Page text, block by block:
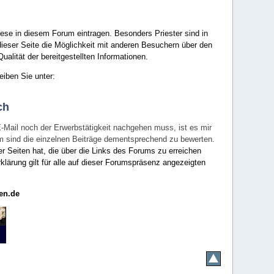
in diesem Forum eintragen. Besonders Priester sind in
Seite die Möglichkeit mit anderen Besuchern über den
der bereitgestellten Informationen.
Sie unter:
noch der Erwerbstätigkeit nachgehen muss, ist es mir
die einzelnen Beiträge dementsprechend zu bewerten.
Seiten hat, die über die Links des Forums zu erreichen
gilt für alle auf dieser Forumspräsenz angezeigten